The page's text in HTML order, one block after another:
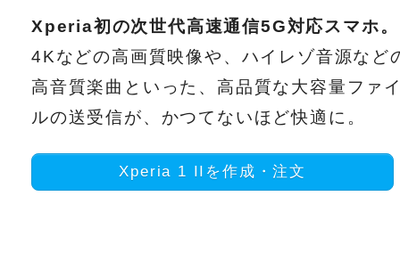
Xperia初の次世代高速通信5G対応スマホ。
4Kなどの高画質映像や、ハイレゾ音源など
高音質楽曲といった、高品質な大容量ファ
ルの送受信が、かつてないほど快適に。
Xperia 1 IIを作成・注文